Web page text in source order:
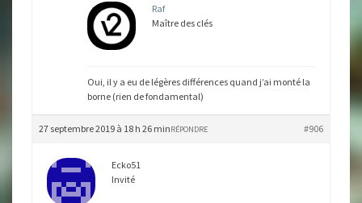
Raf
Maître des clés
Oui, il y a eu de légères différences quand j’ai monté la
borne (rien de fondamental)
27 septembre 2019 à 18 h 26 min #906
RÉPONDRE
Ecko51
Invité